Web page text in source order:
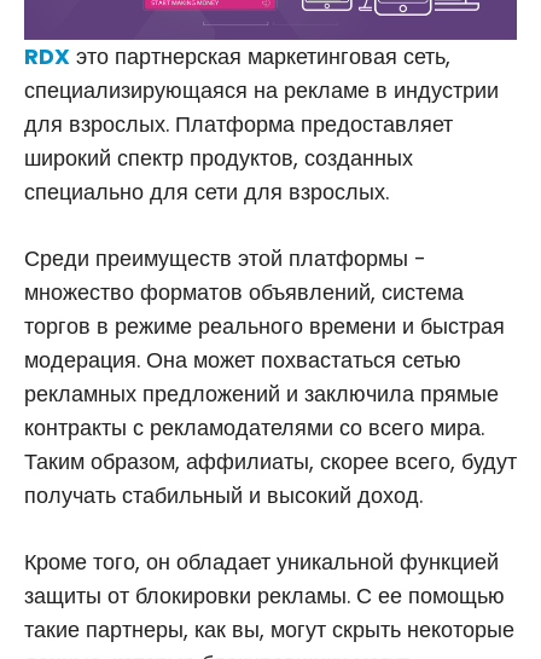
RDX это партнерская маркетинговая сеть,
специализирующаяся на рекламе в индустрии
для взрослых. Платформа предоставляет
широкий спектр продуктов, созданных
специально для сети для взрослых.
Среди преимуществ этой платформы -
множество форматов объявлений, система
торгов в режиме реального времени и быстрая
модерация. Она может похвастаться сетью
рекламных предложений и заключила прямые
контракты с рекламодателями со всего мира.
Таким образом, аффилиаты, скорее всего, будут
получать стабильный и высокий доход.
Кроме того, он обладает уникальной функцией
защиты от блокировки рекламы. С ее помощью
такие партнеры, как вы, могут скрыть некоторые